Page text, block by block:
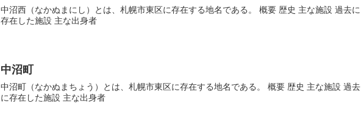
中沼西（なかぬまにし）とは、札幌市東区に存在する地名である。 概要 歴史 主な施設 過去に
存在した施設 主な出身者
中沼町
中沼町（なかぬまちょう）とは、札幌市東区に存在する地名である。 概要 歴史 主な施設 過去
に存在した施設 主な出身者